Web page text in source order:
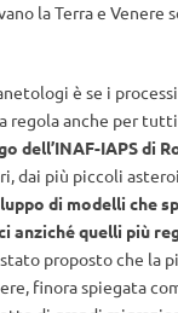
la Terra e Venere
è se i
regola anche per
dell’INAF-IAPS di
dai più piccoli
di modelli che
anziché quelli più
proposto che la
finora spiegata